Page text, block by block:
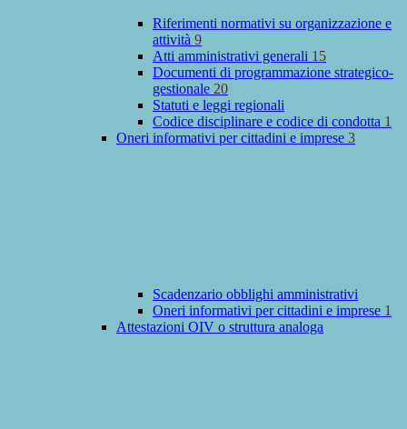
Riferimenti normativi su organizzazione e
attività 9
Atti amministrativi generali 15
Documenti di programmazione strategico-
gestionale 20
Statuti e leggi regionali
Codice disciplinare e codice di condotta 1
Oneri informativi per cittadini e imprese 3
Scadenzario obblighi amministrativi
Oneri informativi per cittadini e imprese 1
Attestazioni OIV o struttura analoga